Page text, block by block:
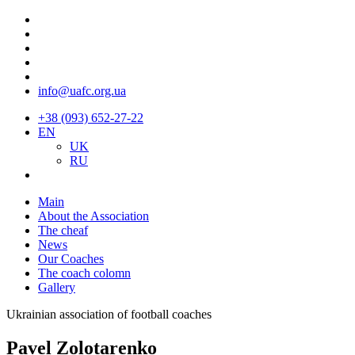
info@uafc.org.ua
+38 (093) 652-27-22
EN
UK
RU
Main
About the Association
The cheaf
News
Our Coaches
The coach colomn
Gallery
Ukrainian association of football coaches
Pavel Zolotarenko